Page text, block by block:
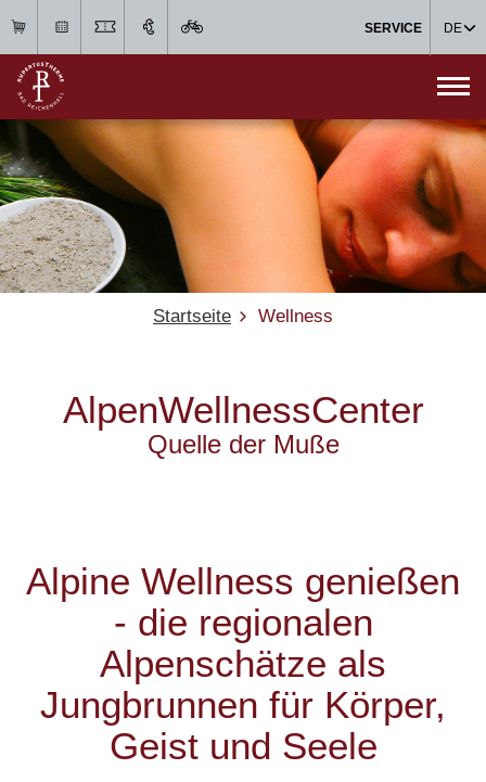
SERVICE DE
Startseite Wellness
AlpenWellnessCenter
Quelle der Muße
Alpine Wellness genießen
- die regionalen
Alpenschätze als
Jungbrunnen für Körper,
Geist und Seele